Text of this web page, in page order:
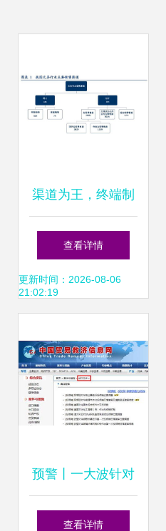
渠道为王，终端制
胜 晨光文具与公牛
集团的零售管理典
查看详情
更新时间：2026-08-06
21:02:19
预警丨一大波针对
中国的反倾销措施
查看详情